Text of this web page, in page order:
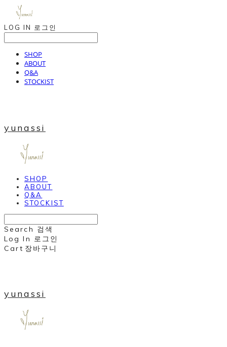
LOG IN 로그인
SHOP
ABOUT
Q&A
STOCKIST
yunassi
SHOP
ABOUT
Q&A
STOCKIST
Search 검색
Log In 로그인
Cart 장바구니
yunassi